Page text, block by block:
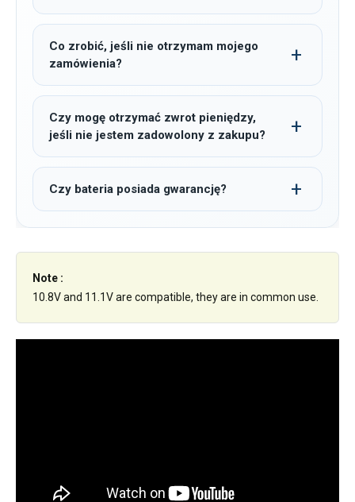
Co zrobić, jeśli nie otrzymam mojego
zamówienia?
Czy mogę otrzymać zwrot pieniędzy,
jeśli nie jestem zadowolony z zakupu?
Czy bateria posiada gwarancję?
Note :
10.8V and 11.1V are compatible, they are in common use.